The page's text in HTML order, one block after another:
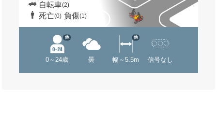
自転車(2)
死亡(0) 負傷(1)
0～24歳
他
曇 幅～5.5m
他
信号なし